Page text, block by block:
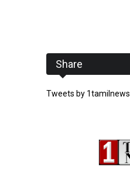
Share
Tweets by 1tamilnews